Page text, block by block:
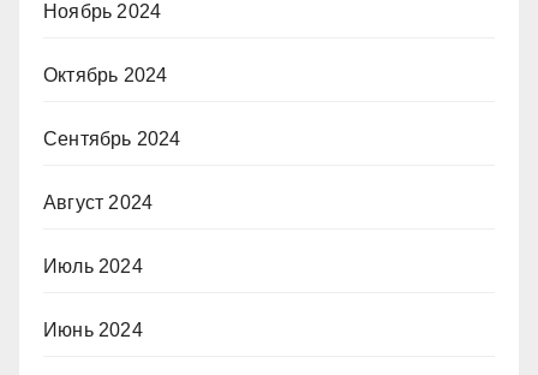
Ноябрь 2024
Октябрь 2024
Сентябрь 2024
Август 2024
Июль 2024
Июнь 2024